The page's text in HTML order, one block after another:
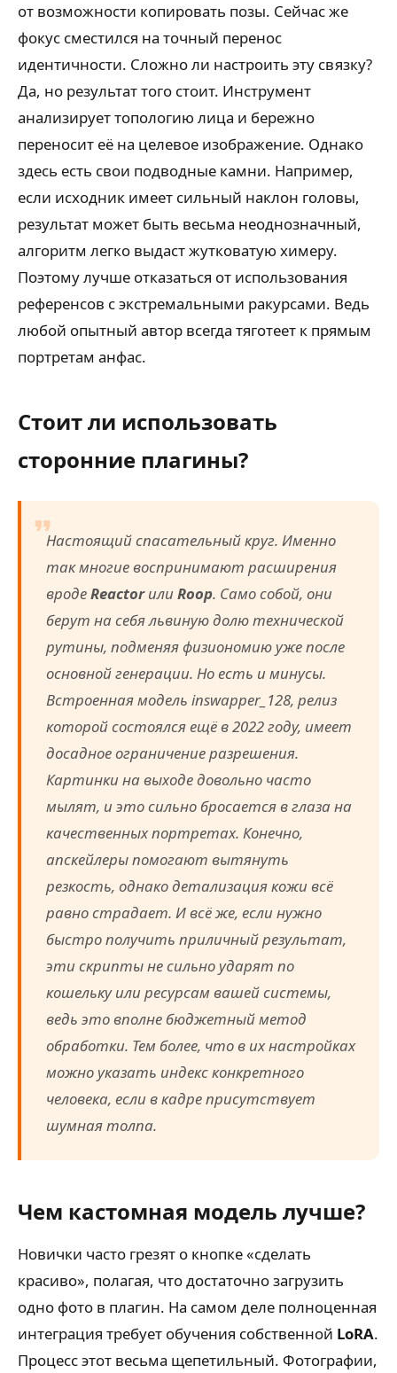
от возможности копировать позы. Сейчас же
фокус сместился на точный перенос
идентичности. Сложно ли настроить эту связку?
Да, но результат того стоит. Инструмент
анализирует топологию лица и бережно
переносит её на целевое изображение. Однако
здесь есть свои подводные камни. Например,
если исходник имеет сильный наклон головы,
результат может быть весьма неоднозначный,
алгоритм легко выдаст жутковатую химеру.
Поэтому лучше отказаться от использования
референсов с экстремальными ракурсами. Ведь
любой опытный автор всегда тяготеет к прямым
портретам анфас.
Стоит ли использовать
сторонние плагины?
Настоящий спасательный круг. Именно
так многие воспринимают расширения
вродеReactorили Roop. Само собой, они
берут на себя львиную долю технической
рутины, подменяя физиономию уже после
основной генерации. Но есть и минусы.
Встроенная модель inswapper_128, релиз
которой состоялся ещё в 2022 году, имеет
досадное ограничение разрешения.
Картинки на выходе довольно часто
мылят, и это сильно бросается в глаза на
качественных портретах. Конечно,
апскейлеры помогают вытянуть
резкость, однако детализация кожи всё
равно страдает. И всё же, если нужно
быстро получить приличный результат,
эти скрипты не сильно ударят по
кошельку или ресурсам вашей системы,
ведь это вполне бюджетный метод
обработки. Тем более, что в их настройках
можно указать индекс конкретного
человека, если в кадре присутствует
шумная толпа.
Чем кастомная модель лучше?
Новички часто грезят о кнопке «сделать
красиво», полагая, что достаточно загрузить
одно фото в плагин. На самом деле полноценная
интеграция требует обучения собственной LoRA.
Процесс этот весьма щепетильный. Фотографии,